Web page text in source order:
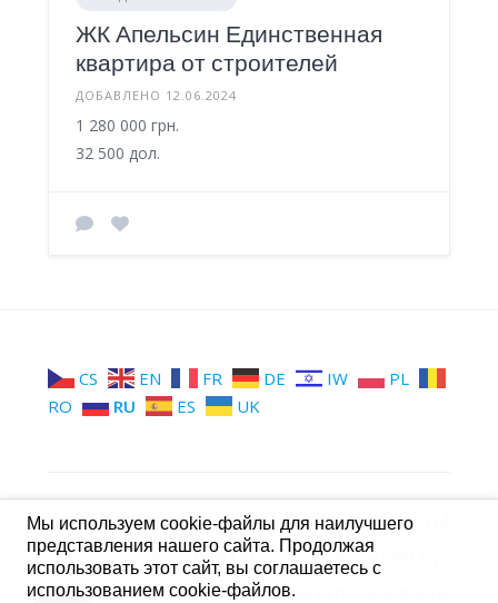
ЖК Апельсин Единственная
квартира от строителей
ДОБАВЛЕНО 12.06.2024
1 280 000 грн.
32 500 дол.
CS EN FR DE IW
PL
RO
RU ES UK
МТМ Группы МТМ
Стена МТМ
Форум МТМ
Контакты ONLINE
Условия использования
Мы используем cookie-файлы для наилучшего
представления нашего сайта. Продолжая
использовать этот сайт, вы соглашаетесь с
использованием cookie-файлов.